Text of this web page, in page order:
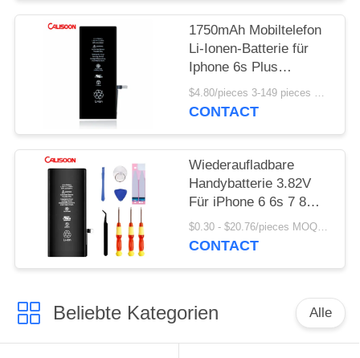
1750mAh Mobiltelefon
Li-Ionen-Batterie für
Iphone 6s Plus
wiederaufladbar
$4.80/pieces 3-149 pieces MOQ:3 Stücke
CONTACT
Wiederaufladbare
Handybatterie 3.82V
Für iPhone 6 6s 7 8
Plus X Xr Xs 11 12 Pro$0.30 - $20.76/pieces MOQ:2 Stück
CONTACT
Beliebte Kategorien Alle